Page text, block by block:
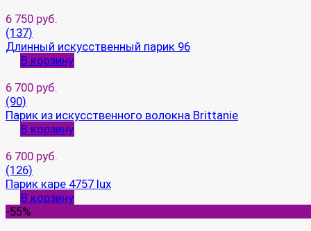
6 750 руб.
(137)
Длинный искусственный парик 96
В корзину
6 700 руб.
(90)
Парик из искусственного волокна Brittanie
В корзину
6 700 руб.
(126)
Парик каре 4757 lux
В корзину
-55%